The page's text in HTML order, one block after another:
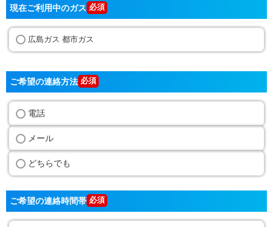
現在ご利用中のガス
広島ガス 都市ガス
ご希望の連絡方法
電話
メール
どちらでも
ご希望の連絡時間帯